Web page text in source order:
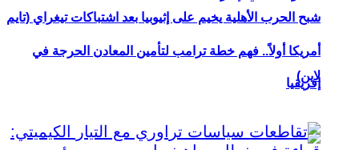
شبح الحرب الأهلية يخيم على إثيوبيا بعد اشتباكات تيغراي (تايم
لاين)
أمريكا أولاً.. فهم خطة ترامب لتأمين المعادن الحرجة في
إفريقيا